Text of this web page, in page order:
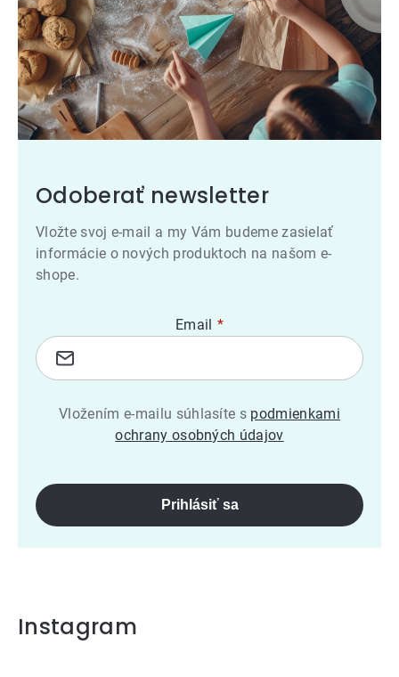
Odoberať newsletter
Vložte svoj e-mail a my Vám budeme zasielať
informácie o nových produktoch na našom e-
shope.
Email
Vložením e-mailu súhlasíte s podmienkami
ochrany osobných údajov
Prihlásiť sa
Instagram